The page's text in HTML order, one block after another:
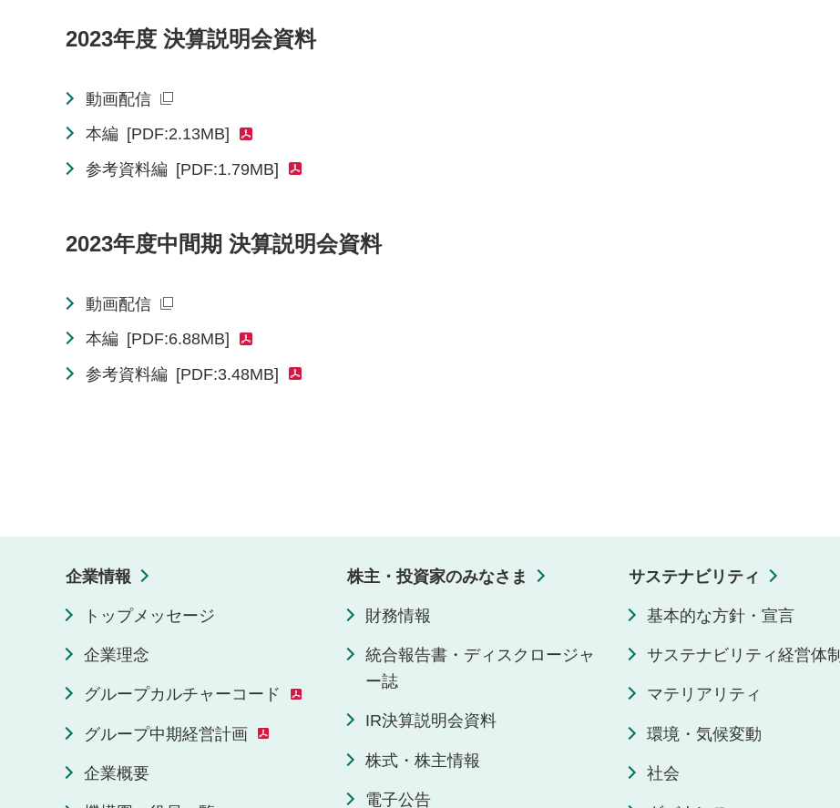
2023年度 決算説明会資料
動画配信
本編 [PDF:2.13MB]
参考資料編 [PDF:1.79MB]
2023年度中間期 決算説明会資料
動画配信
本編 [PDF:6.88MB]
参考資料編 [PDF:3.48MB]
企業情報
トップメッセージ
企業理念
グループカルチャーコード
グループ中期経営計画
企業概要
株主・投資家のみなさま
財務情報
統合報告書・ディスクロージャ
ー誌
IR決算説明会資料
株式・株主情報
電子公告
サステナビリティ
基本的な方針・宣言
サステナビリティ経営体制
マテリアリティ
環境・気候変動
社会